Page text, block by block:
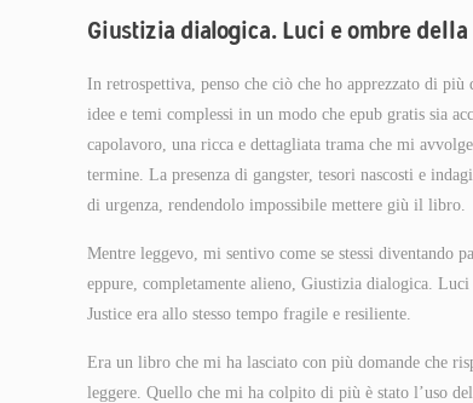
Giustizia dialogica. Luci e ombre
In retrospettiva, penso che ciò che ho apprezzato di
idee e temi complessi in un modo che epub gratis sia
capolavoro, una ricca e dettagliata trama che mi
termine. La presenza di gangster, tesori nascosti e
di urgenza, rendendolo impossibile mettere giù il libro.
Mentre leggevo, mi sentivo come se stessi diventando
eppure, completamente alieno, Giustizia dialogica.
Justice era allo stesso tempo fragile e resiliente.
Era un libro che mi ha lasciato con più domande che
leggere. Quello che mi ha colpito di più è stato l’uso